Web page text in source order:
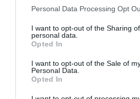
Personal Data Processing Opt
I want to opt-out of the Sharing
personal data.
Opted In
I want to opt-out of the Sale of
Personal Data.
Opted In
facilement.
Justin Faira commenté :
“investissements publics” ne